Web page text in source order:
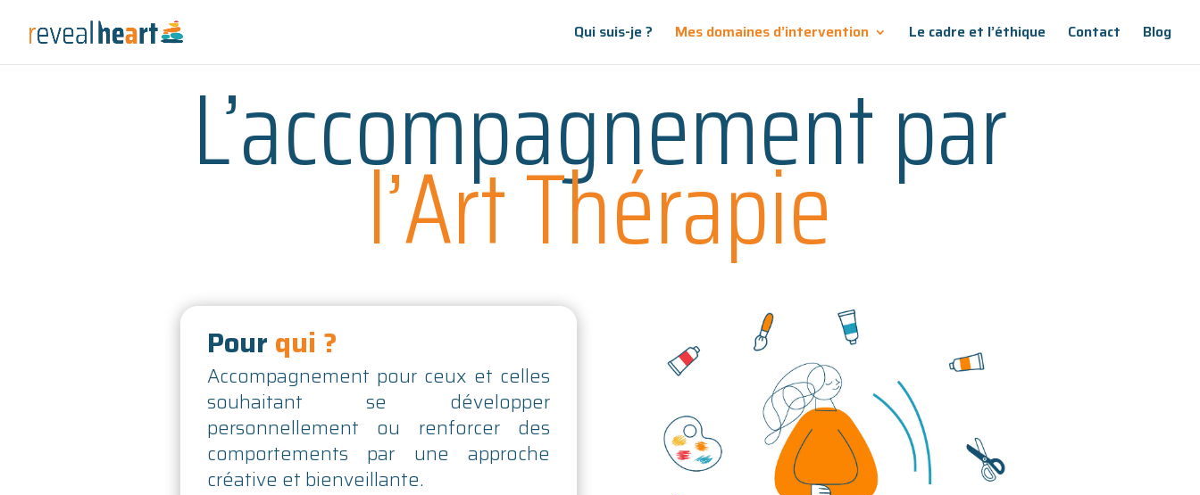
Qui suis-je ? Mes domaines d’intervention Le cadre et l’éthique Contact Blog
L’accompagnement par
l’Art Thérapie
Pour qui ?
Accompagnement pour ceux et celles
souhaitant se développer
personnellement ou renforcer des
comportements par une approche
créative et bienveillante.